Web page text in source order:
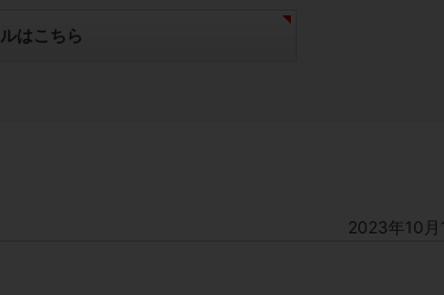
はこちら
2023年10月